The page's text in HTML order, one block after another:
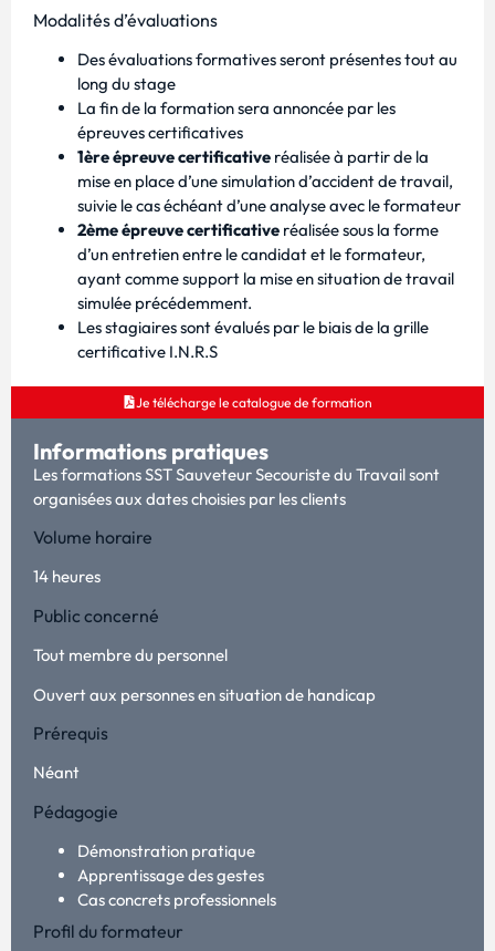
Modalités d’évaluations
Des évaluations formatives seront présentes tout au
long du stage
La fin de la formation sera annoncée par les
épreuves certificatives
1ère épreuve certificative réalisée à partir de la
mise en place d’une simulation d’accident de travail,
suivie le cas échéant d’une analyse avec le formateur
2ème épreuve certificative réalisée sous la forme
d’un entretien entre le candidat et le formateur,
ayant comme support la mise en situation de travail
simulée précédemment.
Les stagiaires sont évalués par le biais de la grille
certificative I.N.R.S
Je télécharge le catalogue de formation
Informations pratiques
Les formations SST Sauveteur Secouriste du Travail sont
organisées aux dates choisies par les clients
Volume horaire
14 heures
Public concerné
Tout membre du personnel
Ouvert aux personnes en situation de handicap
Prérequis
Néant
Pédagogie
Démonstration pratique
Apprentissage des gestes
Cas concrets professionnels
Profil du formateur